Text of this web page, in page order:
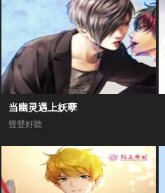
当幽灵遇上妖孽
聲聲好聽